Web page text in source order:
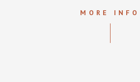
MORE INFO